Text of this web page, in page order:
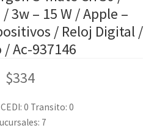
3w – 15 W / Apple –
/ Reloj Digital /
/ Ac-937146
$334
CEDI: 0 Transito: 0
7